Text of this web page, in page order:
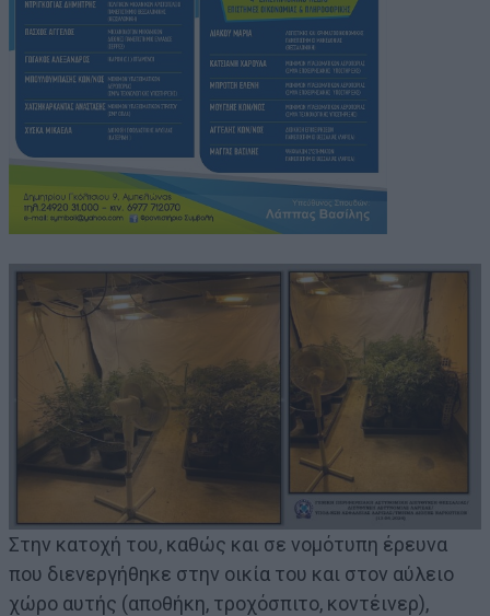
Στην κατοχή του, καθώς και σε νομότυπη έρευνα
που διενεργήθηκε στην οικία του και στον αύλειο
χώρο αυτής (αποθήκη, τροχόσπιτο, κοντέινερ),